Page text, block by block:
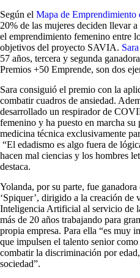
Según el Mapa de Emprendimiento
20% de las mujeres deciden llevar
el emprendimiento femenino entre
objetivos del proyecto SAVIA.
57 años, tercera y segunda
Premios +50 Emprende, son dos
Sara consiguió el premio con la
combatir cuadros de ansiedad.
desarrollado un respirador de
femenino y ha puesto en marcha su
medicina técnica exclusivamente
“El edadismo es algo fuera de
hacen mal ciencias y los hombres
destaca.
Yolanda, por su parte, fue
‘Spiquer’, dirigido a la creación de
Inteligencia Artificial al servicio de
más de 20 años trabajando para
propia empresa. Para ella “es muy
que impulsen el talento senior
combatir la discriminación por
sociedad”.